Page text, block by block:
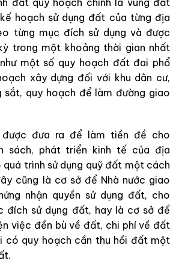
hoạch sử dụng đất của từng địa
từng mục đích sử dụng và được
trong một khoảng thời gian nhất
một số quy hoạch đất đai phổ
xây dựng đối với khu dân cư,
sắt, quy hoạch để làm đường giao
được đưa ra để làm tiền đề cho
sách, phát triển kinh tế của địa
quá trình sử dụng quỹ đất một cách
cũng là cơ sở để Nhà nước giao
nhận quyền sử dụng đất, cho
đích sử dụng đất, hay là cơ sở để
việc đền bù về đất, chi phí về đất
có quy hoạch cần thu hồi đất một